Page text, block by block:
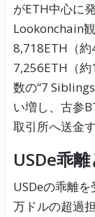
がETH中心に
Lookonchain
8,718ETH（
7,256ETH（
数の“7
い増し、古参
取引所へ送金
USDe乖
USDeの乖離
万ドルの超過